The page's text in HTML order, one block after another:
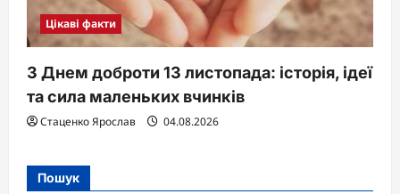
Цікаві факти
З Днем доброти 13 листопада: історія, ідеї
та сила маленьких вчинків
Стаценко Ярослав 04.08.2026
Пошук